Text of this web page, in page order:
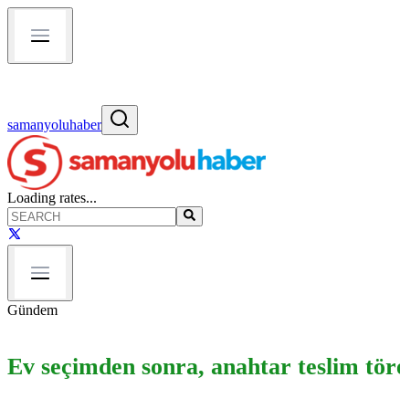
samanyoluhaber
Loading rates...
Gündem
Ev seçimden sonra, anahtar teslim